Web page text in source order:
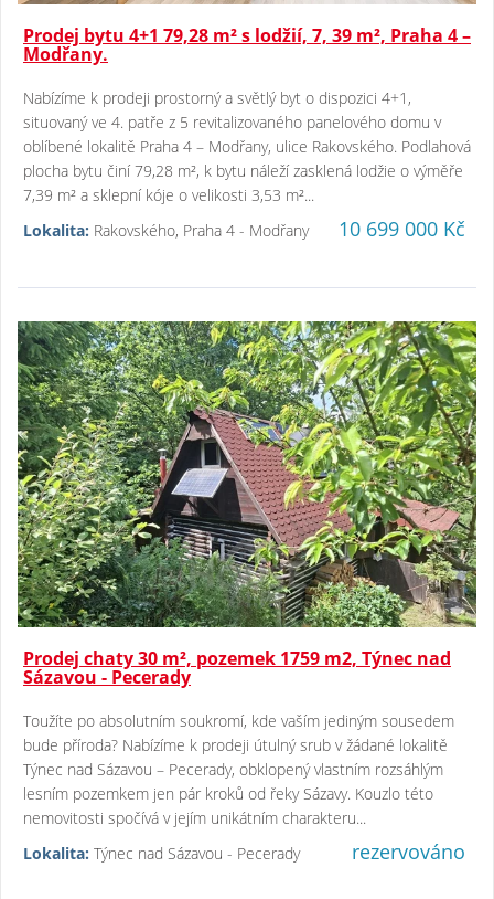
Prodej bytu 4+1 79,28 m² s lodžií, 7, 39 m², Praha 4 –
Modřany.
Nabízíme k prodeji prostorný a světlý byt o dispozici 4+1,
situovaný ve 4. patře z 5 revitalizovaného panelového domu v
oblíbené lokalitě Praha 4 – Modřany, ulice Rakovského. Podlahová
plocha bytu činí 79,28 m², k bytu náleží zasklená lodžie o výměře
7,39 m² a sklepní kóje o velikosti 3,53 m²...
Lokalita: Rakovského, Praha 4 - Modřany 10 699 000 Kč
Prodej chaty 30 m², pozemek 1759 m2, Týnec nad
Sázavou - Pecerady
Toužíte po absolutním soukromí, kde vaším jediným sousedem
bude příroda? Nabízíme k prodeji útulný srub v žádané lokalitě
Týnec nad Sázavou – Pecerady, obklopený vlastním rozsáhlým
lesním pozemkem jen pár kroků od řeky Sázavy. Kouzlo této
nemovitosti spočívá v jejím unikátním charakteru...
Lokalita: Týnec nad Sázavou - Pecerady rezervováno